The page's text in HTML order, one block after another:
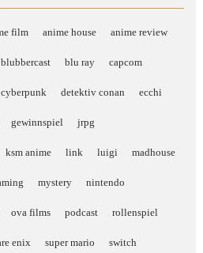
film anime house anime review
blubbercast blu ray capcom
cyberpunk detektiv conan ecchi
gewinnspiel jrpg
ksm anime link luigi madhouse
mystery nintendo
ova films podcast rollenspiel
enix super mario switch